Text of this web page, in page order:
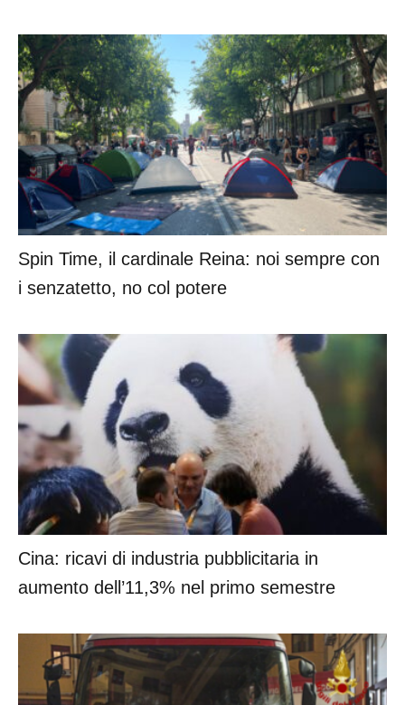
Spin Time, il cardinale Reina: noi sempre con
i senzatetto, no col potere
Cina: ricavi di industria pubblicitaria in
aumento dell’11,3% nel primo semestre